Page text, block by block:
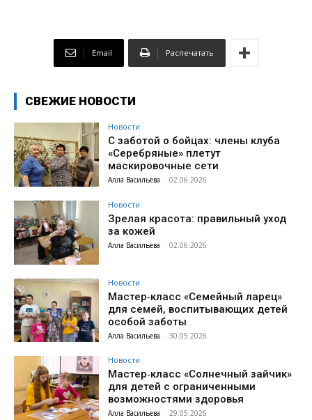
Email Распечатать
СВЕЖИЕ НОВОСТИ
Новости
С заботой о бойцах: члены клуба
«Серебряные» плетут
маскировочные сети
Алла Васильева - 02.06.2026
Новости
Зрелая красота: правильный уход
за кожей
Алла Васильева - 02.06.2026
Новости
Мастер‑класс «Семейный ларец»
для семей, воспитывающих детей
особой заботы
Алла Васильева - 30.05.2026
Новости
Мастер‑класс «Солнечный зайчик»
для детей с ограниченными
возможностями здоровья
Алла Васильева - 29.05.2026